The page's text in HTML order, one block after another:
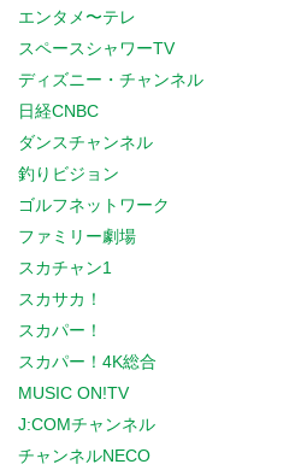
エンタメ〜テレ
スペースシャワーTV
ディズニー・チャンネル
日経CNBC
ダンスチャンネル
釣りビジョン
ゴルフネットワーク
ファミリー劇場
スカチャン1
スカサカ！
スカパー！
スカパー！4K総合
MUSIC ON!TV
J:COMチャンネル
チャンネルNECO